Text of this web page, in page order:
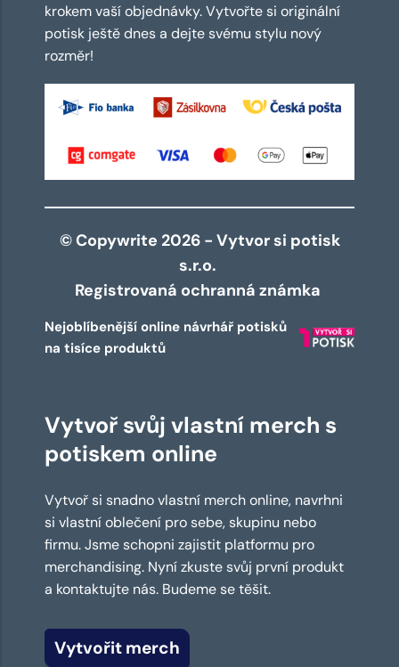
krokem vaší objednávky. Vytvořte si originální
potisk ještě dnes a dejte svému stylu nový
rozměr!
© Copywrite 2026 - Vytvor si potisk
s.r.o.
Registrovaná ochranná známka
Nejoblíbenější online návrhář potisků
na tisíce produktů
Vytvoř svůj vlastní merch s
potiskem online
Vytvoř si snadno vlastní merch online, navrhni
si vlastní oblečení pro sebe, skupinu nebo
firmu. Jsme schopni zajistit platformu pro
merchandising. Nyní zkuste svůj první produkt
a kontaktujte nás. Budeme se těšit.
Vytvořit merch